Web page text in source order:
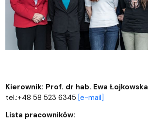
Kierownik: Prof. dr hab. Ewa Łojkowska
tel.:+48 58 523 6345 [e-mail]
Lista pracowników: